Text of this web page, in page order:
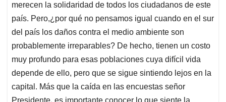
merecen la solidaridad de todos los ciudadanos de este
país. Pero,¿por qué no pensamos igual cuando en el sur
del país los daños contra el medio ambiente son
probablemente irreparables? De hecho, tienen un costo
muy profundo para esas poblaciones cuya difícil vida
depende de ello, pero que se sigue sintiendo lejos en la
capital. Más que la caída en las encuestas señor